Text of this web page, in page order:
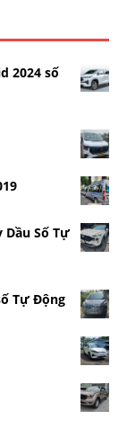
2024 số
Dầu Số Tự
Tự Động